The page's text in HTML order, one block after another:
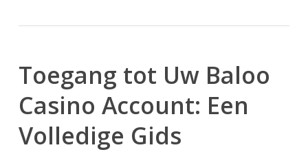
Toegang tot Uw Baloo
Casino Account: Een
Volledige Gids